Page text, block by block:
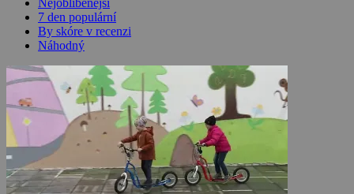
7 den populární
By skóre v recenzi
Náhodný